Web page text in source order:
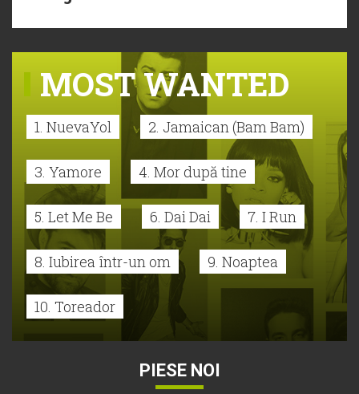
MOST WANTED
1. NuevaYol 2. Jamaican (Bam Bam)
3. Yamore 4. Mor după tine
5. Let Me Be 6. Dai Dai 7. I Run
8. Iubirea într-un om 9. Noaptea
10. Toreador
PIESE NOI